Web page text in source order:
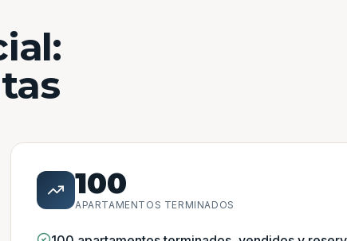
100
APARTAMENTOS TERMINADOS